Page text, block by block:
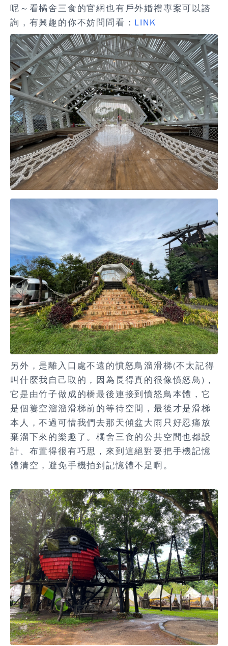
呢～看橘舍三食的官網也有戶外婚禮專案可以諮
詢，有興趣的你不妨問問看： LINK
另外，是離入口處不遠的憤怒鳥溜滑梯(不太記得
叫什麼我自己取的，因為長得真的很像憤怒鳥)，
它是由竹子做成的橋最後連接到憤怒鳥本體，它
是個簍空溜溜滑梯前的等待空間，最後才是滑梯
本人，不過可惜我們去那天傾盆大雨只好忍痛放
棄溜下來的樂趣了。橘舍三食的公共空間也都設
計、布置得很有巧思，來到這絕對要把手機記憶
體清空，避免手機拍到記憶體不足啊。